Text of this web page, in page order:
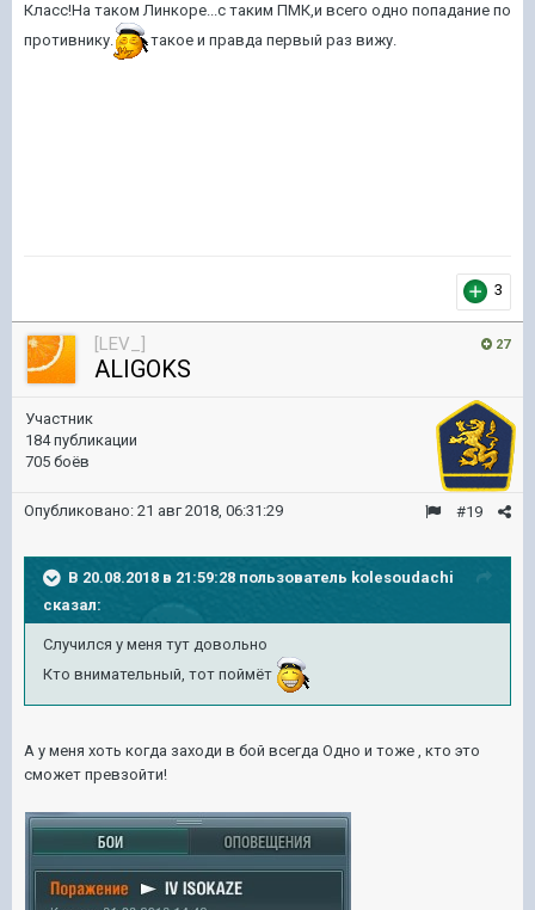
Класс!На таком Линкоре...с таким ПМК,и всего одно попадание по
противнику.
такое и правда первый раз вижу.
3
27
[LEV_]
ALIGOKS
Участник
184 публикации
705 боёв
#19
Опубликовано: 21 авг 2018, 06:31:29
В 20.08.2018 в 21:59:28 пользователь kolesoudachi
сказал:
Случился у меня тут довольно
Кто внимательный, тот поймёт
А у меня хоть когда заходи в бой всегда Одно и тоже , кто это
сможет превзойти!